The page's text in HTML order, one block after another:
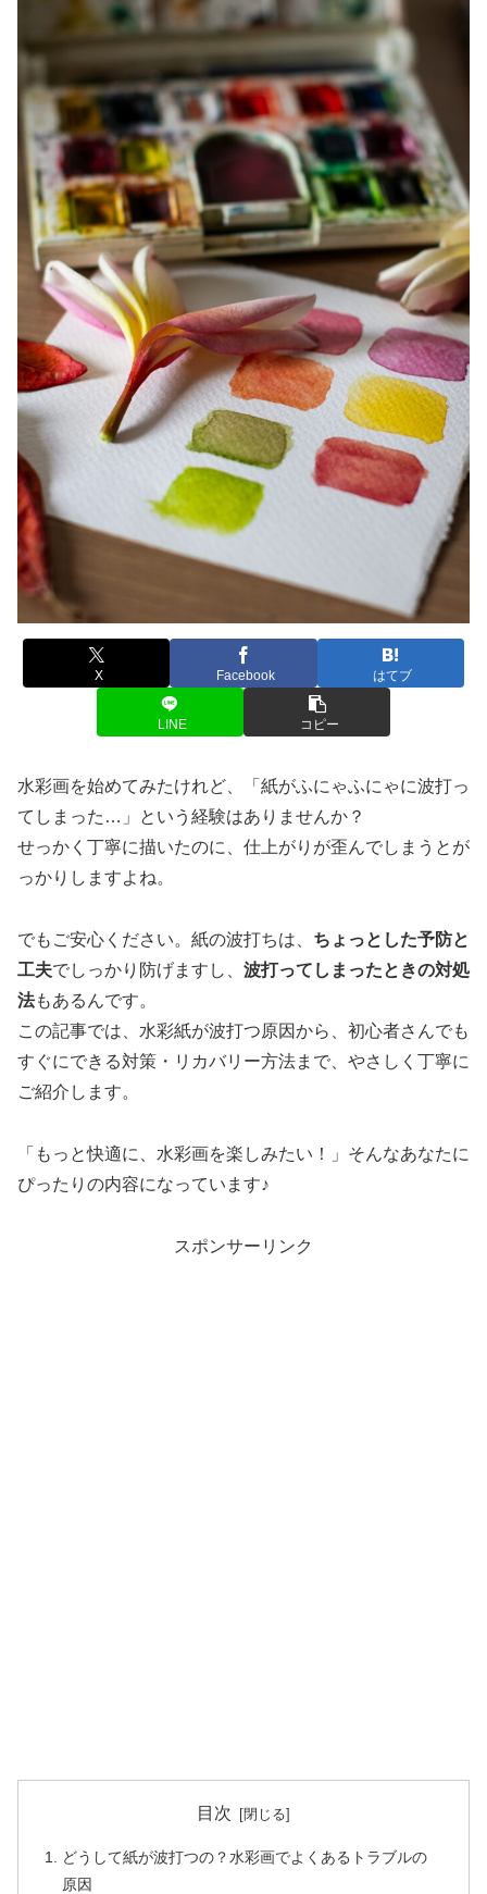
X Facebook はてブ
LINE コピー
水彩画を始めてみたけれど、「紙がふにゃふにゃに波打っ
てしまった…」という経験はありませんか？
せっかく丁寧に描いたのに、仕上がりが歪んでしまうとが
っかりしますよね。
でもご安心ください。紙の波打ちは、 ちょっとした予防と
工夫でしっかり防げますし、 波打ってしまったときの対処
法もあるんです。
この記事では、水彩紙が波打つ原因から、初心者さんでも
すぐにできる対策・リカバリー方法まで、やさしく丁寧に
ご紹介します。
「もっと快適に、水彩画を楽しみたい！」そんなあなたに
ぴったりの内容になっています♪
スポンサーリンク
目次
どうして紙が波打つの？水彩画でよくあるトラブルの
原因